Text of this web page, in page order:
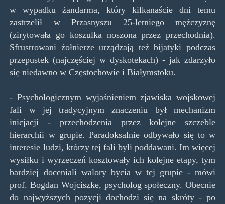
w wypadku żandarma, który kilkanaście dni temu
zastrzelił w Przasnyszu 25-letniego mężczyznę
(zirytowała go koszulka noszona przez przechodnia).
Sfrustrowani żołnierze urządzają też bijatyki podczas
przepustek (najczęściej w dyskotekach) - jak zdarzyło
się niedawno w Częstochowie i Białymstoku.
- Psychologicznym wyjaśnieniem zjawiska wojskowej
fali w jej tradycyjnym znaczeniu był mechanizm
inicjacji - przechodzenia przez kolejne szczeble
hierarchii w grupie. Paradoksalnie odbywało się to w
interesie ludzi, którzy tej fali byli poddawani. Im więcej
wysiłku i wyrzeczeń kosztowały ich kolejne etapy, tym
bardziej doceniali walory bycia w tej grupie - mówi
prof. Bogdan Wojciszke, psycholog społeczny. Obecnie
do najwyższych pozycji dochodzi się na skróty - po